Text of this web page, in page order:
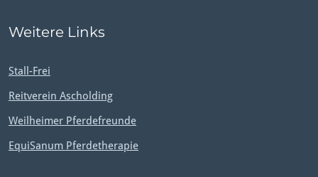
Weitere Links
Stall-Frei
Reitverein Ascholding
Weilheimer Pferdefreunde
EquiSanum Pferdetherapie